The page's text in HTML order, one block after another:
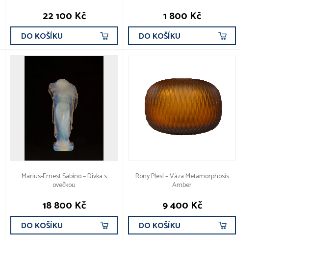
22 100 Kč
DO KOŠÍKU
1 800 Kč
DO KOŠÍKU
Marius-Ernest Sabino – Dívka s
ovečkou
18 800 Kč
DO KOŠÍKU
Rony Plesl – Váza Metamorphosis
Amber
9 400 Kč
DO KOŠÍKU